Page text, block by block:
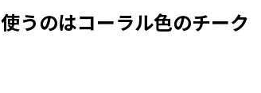
使うのはコーラル色のチーク